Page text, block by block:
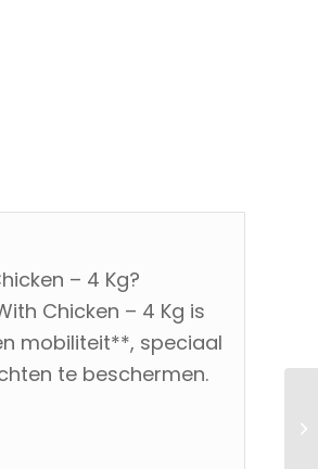
– 4 Kg?
Chicken – 4 Kg is
mobiliteit**, speciaal
te beschermen.